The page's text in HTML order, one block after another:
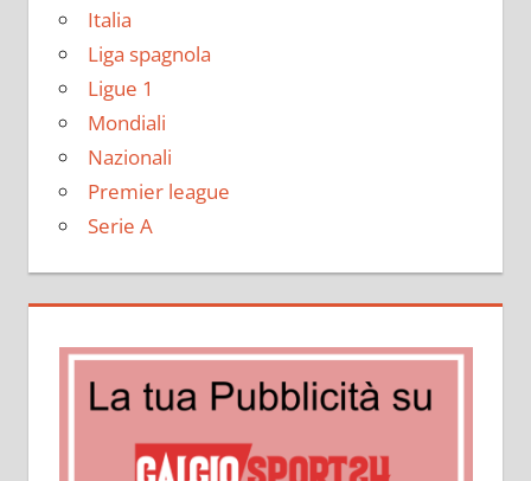
Italia
Liga spagnola
Ligue 1
Mondiali
Nazionali
Premier league
Serie A